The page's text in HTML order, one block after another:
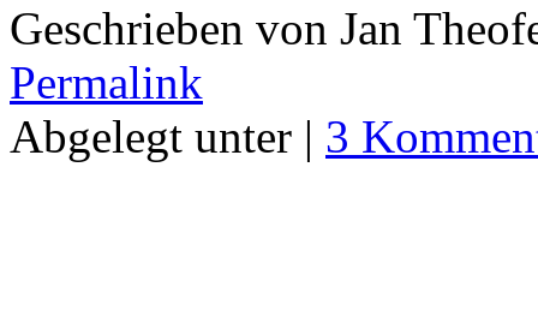
Geschrieben von Jan
Permalink
Abgelegt unter | 3